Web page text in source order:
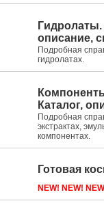
Гидролаты.
описание,
Подробная
гидролатах.
Каталог,
Подробная
экстрактах,
компонентах.
Готовая
NEW! NEW!